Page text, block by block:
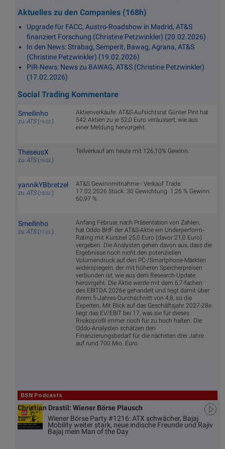
Aktuelles zu den Companies (168h)
Upgrade für FACC, Austro-Roadshow in Madrid, AT&S
finanziert Forschung (Christine Petzwinkler) (20.02.2026)
In den News: Strabag, Semperit, Bawag, Agrana, AT&S
(Christine Petzwinkler) (19.02.2026)
PIR-News: News zu BAWAG, AT&S (Christine Petzwinkler)
(17.02.2026)
Social Trading Kommentare
Smeilinho
zu ATS(19.02. )
Aktienverkäufe: AT&S-Aufsichtsrat Günter Pint hat
542 Aktien zu je 52,0 Euro veräussert, wie aus
einer Meldung hervorgeht.
TheseusX
zu ATS(19.02. )
Teilverkauf am heute mit 126,10% Gewinn.
yannikYBbretzel
zu ATS(18.02. )
AT&S Gewinnmitnahme - Verkauf Trade:
17.02.2026 Stück: 30 Gewichtung: 1,26 % Gewinn:
60,97 %
Smeilinho
zu ATS(17.02. )
Anfang Februar, nach Präsentation von Zahlen,
hat Oddo BHF der AT&S-Aktie ein Underperform-
Rating mit Kursziel 25,0 Euro (davor 21,0 Euro)
vergeben. Die Analysten gehen davon aus, dass die
Ergebnisse noch nicht den potenziellen
Volumendruck auf den PC-/Smartphone-Märkten
widerspiegeln, der mit höheren Speicherpreisen
verbunden ist, wie aus dem Research-Update
herovrgeht. Die Aktie werde mit dem 6,7-fachen
des EBITDA 2026e gehandelt und liegt damit über
ihrem 5-Jahres-Durchschnitt von 4,8, so die
Experten. Mit Blick auf das Geschäftsjahr 2027-28e
liegt das EV/EBIT bei 17, was sie für dieses
Risikoprofil immer noch für zu hoch halten. Die
Oddo-Analysten schätzen den
Finanzierungsbedarf für die nächsten drei Jahre
auf rund 700 Mio. Euro.
BSN Podcasts
Christian Drastil: Wiener Börse Plausch
Wiener Börse Party #1216: ATX schwächer, Bajaj
Mobility weiter stark, neue indische Freunde und Rajiv
Bajaj mein Man of the Day